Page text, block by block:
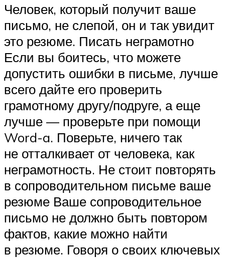
Человек, который получит ваше
письмо, не слепой, он и так увидит
это резюме. Писать неграмотно
Если вы боитесь, что можете
допустить ошибки в письме, лучше
всего дайте его проверить
грамотному другу/подруге, а еще
лучше — проверьте при помощи
Word-a. Поверьте, ничего так
не отталкивает от человека, как
неграмотность. Не стоит повторять
в сопроводительном письме ваше
резюме Ваше сопроводительное
письмо не должно быть повтором
фактов, какие можно найти
в резюме. Говоря о своих ключевых